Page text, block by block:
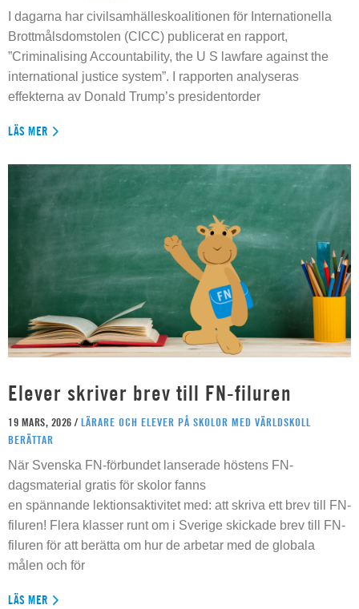
I dagarna har civilsamhälleskoalitionen för Internationella
Brottmålsdomstolen (CICC) publicerat en rapport,
”Criminalising Accountability, the U S lawfare against the
international justice system”. I rapporten analyseras
effekterna av Donald Trump’s presidentorder
LÄS MER
Elever skriver brev till FN-filuren
19 MARS, 2026 / LÄRARE OCH ELEVER PÅ SKOLOR MED VÄRLDSKOLL
BERÄTTAR
När Svenska FN-förbundet lanserade höstens FN-
dagsmaterial gratis för skolor fanns
en spännande lektionsaktivitet med: att skriva ett brev till FN-
filuren! Flera klasser runt om i Sverige skickade brev till FN-
filuren för att berätta om hur de arbetar med de globala
målen och för
LÄS MER